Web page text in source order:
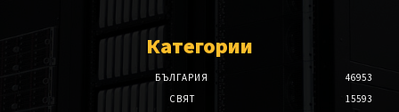
Категории
БЪЛГАРИЯ
46953
СВЯТ
15593